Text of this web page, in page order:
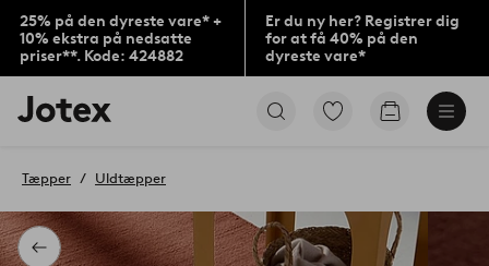
25% på den dyreste vare* +
10% ekstra på nedsatte
priser**. Kode: 424882
Er du ny her? Registrer dig
for at få 40% på den
dyreste vare*
Jotex
logo
til
Gå
Gå
Tilbage
Tæpper Uldtæpper